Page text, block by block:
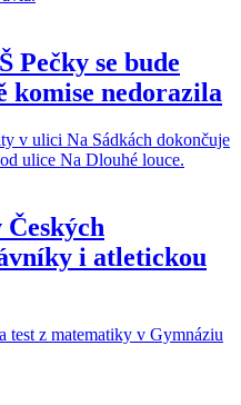
Pečky se bude
komise nedorazila
i atletickou